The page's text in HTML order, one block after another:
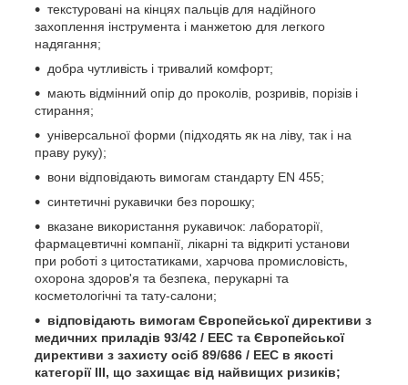
текстуровані на кінцях пальців для надійного
захоплення інструмента і манжетою для легкого
надягання;
добра чутливість і тривалий комфорт;
мають відмінний опір до проколів, розривів, порізів і
стирання;
універсальної форми (підходять як на ліву, так і на
праву руку);
вони відповідають вимогам стандарту EN 455;
синтетичні рукавички без порошку;
вказане використання рукавичок: лабораторії,
фармацевтичні компанії, лікарні та відкриті установи
при роботі з цитостатиками, харчова промисловість,
охорона здоров'я та безпека, перукарні та
косметологічні та тату-салони;
відповідають вимогам Європейської директиви з
медичних приладів 93/42 / EEC та Європейської
директиви з захисту осіб 89/686 / EEC в якості
категорії III, що захищає від найвищих ризиків;